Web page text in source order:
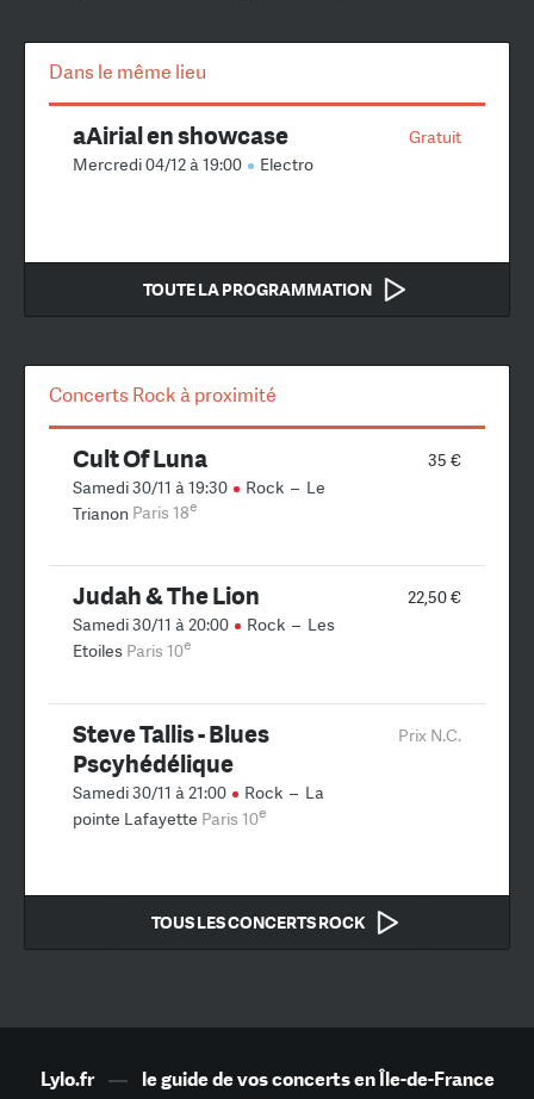
Dans le même lieu
Gratuit
aAirial en showcase
Mercredi 04/12 à 19:00 Electro
TOUTE LA PROGRAMMATION
Concerts Rock à proximité
35 €
Cult Of Luna
Samedi 30/11 à 19:30 Rock – Le
Trianon Paris 18e
22,50 €
Judah & The Lion
Samedi 30/11 à 20:00 Rock – Les
Etoiles Paris 10e
Prix N.C.
Steve Tallis - Blues
Pscyhédélique
Samedi 30/11 à 21:00 Rock – La
pointe Lafayette Paris 10e
TOUS LES CONCERTS ROCK
Lylo.fr— le guide de vos concerts en Île-de-France